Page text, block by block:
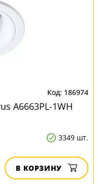
186974
A6663PL-1WH
3349 шт.
В КОРЗИНУ